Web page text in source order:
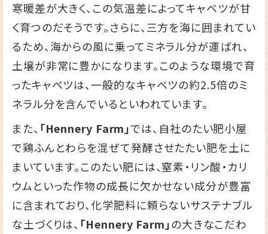
寒暖差が大きく、この気温差によってキャベツが甘
く育つのだそうです。さらに、三方を海に囲まれてい
るため、海からの風に乗ってミネラル分が運ばれ、
土壌が非常に豊かになります。このような環境で育
ったキャベツは、一般的なキャベツの約2.5倍のミ
ネラル分を含んでいるといわれています。
また、 「Hennery Farm」では、自社のたい肥小屋
で鶏ふんとわらを混ぜて発酵させたたい肥を土に
まいています。このたい肥には、窒素・リン酸・カリ
ウムといった作物の成長に欠かせない成分が豊富
に含まれており、化学肥料に頼らないサステナブル
な土づくりは、 「Hennery Farm」の大きなこだわ